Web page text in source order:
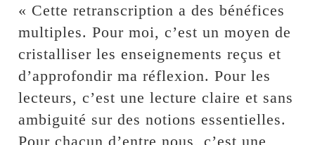
« Cette retranscription a des bénéfices
multiples. Pour moi, c’est un moyen de
cristalliser les enseignements reçus et
d’approfondir ma réflexion. Pour les
lecteurs, c’est une lecture claire et sans
ambiguité sur des notions essentielles.
Pour chacun d’entre nous, c’est une